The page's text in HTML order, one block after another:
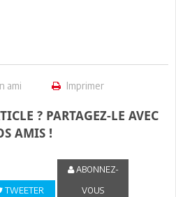
ami Imprimer
? PARTAGEZ-LE AVEC
AMIS !
TWEETER
ABONNEZ-
VOUS